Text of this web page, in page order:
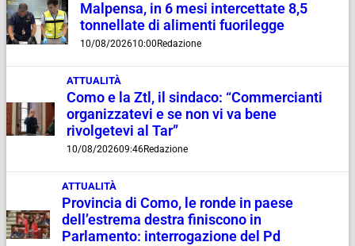
Malpensa, in 6 mesi intercettate 8,5
tonnellate di alimenti fuorilegge
10/08/202610:00 Redazione
ATTUALITÀ
Como e la Ztl, il sindaco: “Commercianti
organizzatevi e se non vi va bene
rivolgetevi al Tar”
10/08/202609:46Redazione
ATTUALITÀ
Provincia di Como, le ronde in paese
dell’estrema destra finiscono in
Parlamento: interrogazione del Pd